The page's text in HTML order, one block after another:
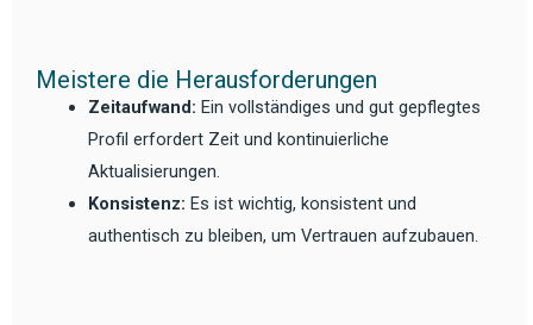
Meistere die Herausforderungen
Zeitaufwand: Ein vollständiges und gut gepflegtes
Profil erfordert Zeit und kontinuierliche
Aktualisierungen.
Konsistenz: Es ist wichtig, konsistent und
authentisch zu bleiben, um Vertrauen aufzubauen.